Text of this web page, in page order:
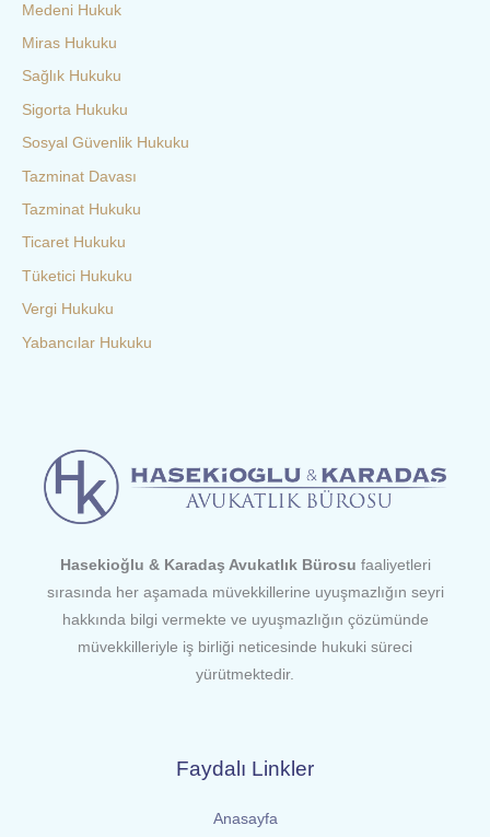
Medeni Hukuk
Miras Hukuku
Sağlık Hukuku
Sigorta Hukuku
Sosyal Güvenlik Hukuku
Tazminat Davası
Tazminat Hukuku
Ticaret Hukuku
Tüketici Hukuku
Vergi Hukuku
Yabancılar Hukuku
Hasekioğlu & Karadaş Avukatlık Bürosu faaliyetleri
sırasında her aşamada müvekkillerine uyuşmazlığın seyri
hakkında bilgi vermekte ve uyuşmazlığın çözümünde
müvekkilleriyle iş birliği neticesinde hukuki süreci
yürütmektedir.
Faydalı Linkler
Anasayfa